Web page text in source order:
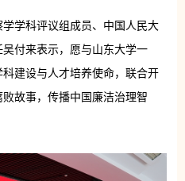
学科评议组成员、中国人民大
付来表示，愿与山东大学一
建设与人才培养使命，联合开
故事，传播中国廉洁治理智